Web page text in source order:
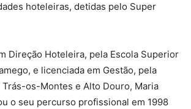
hoteleiras, detidas pelo Super
Direção Hoteleira, pela Escola Superior
e licenciada em Gestão, pela
os-Montes e Alto Douro, Maria
o seu percurso profissional em 1998